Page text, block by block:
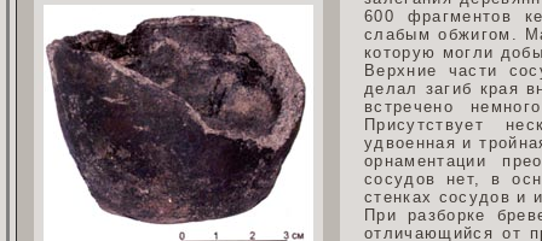
600 фрагментов
слабым обжигом.
которую могли
Верхние части
делал загиб края
встречено
Присутствует
удвоенная и
орнаментации
сосудов нет, в
стенках сосудов и
При разборке
отличающийся от